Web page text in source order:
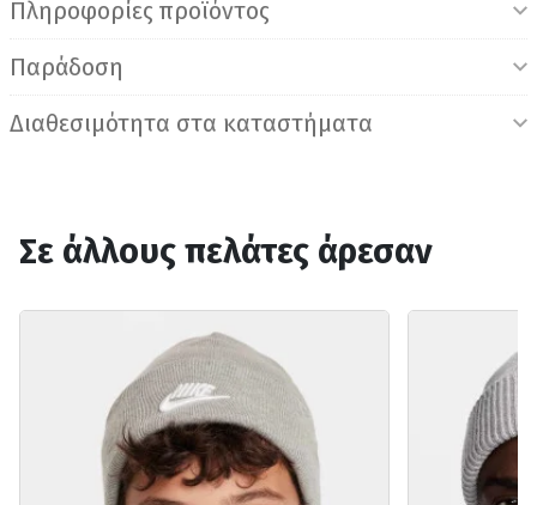
Πληροφορίες προϊόντος
Παράδοση
Διαθεσιμότητα στα καταστήματα
Σε άλλους πελάτες άρεσαν